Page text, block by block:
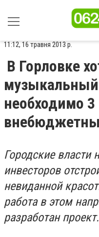
11:12, 16 травня 2013 р.
В Горловке
необходимо
Городские
инвесторов
невиданной
работа в этом
разработан проект.